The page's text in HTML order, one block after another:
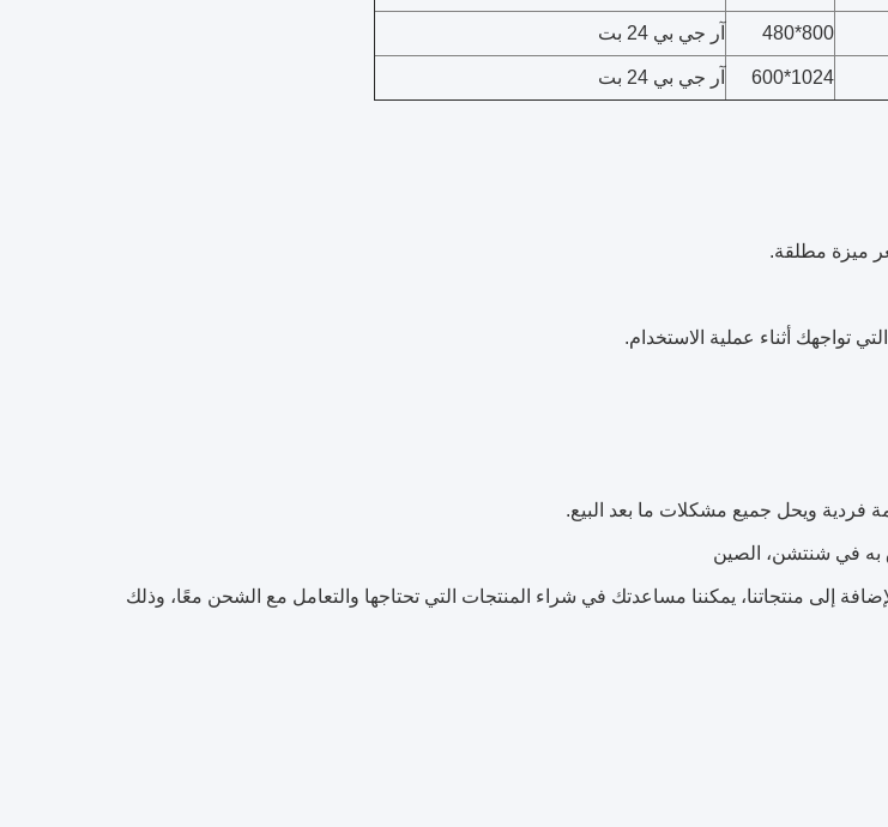
800*480 آر جي بي 24 بت
1024*600 آر جي بي 24 بت
ميزة مطلقة.
تواجهك أثناء عملية الاستخدام.
فردية ويحل جميع مشكلات ما بعد البيع.
إلى منتجاتنا، يمكننا مساعدتك في شراء المنتجات التي تحتاجها والتعامل مع الشحن معًا، وذلك